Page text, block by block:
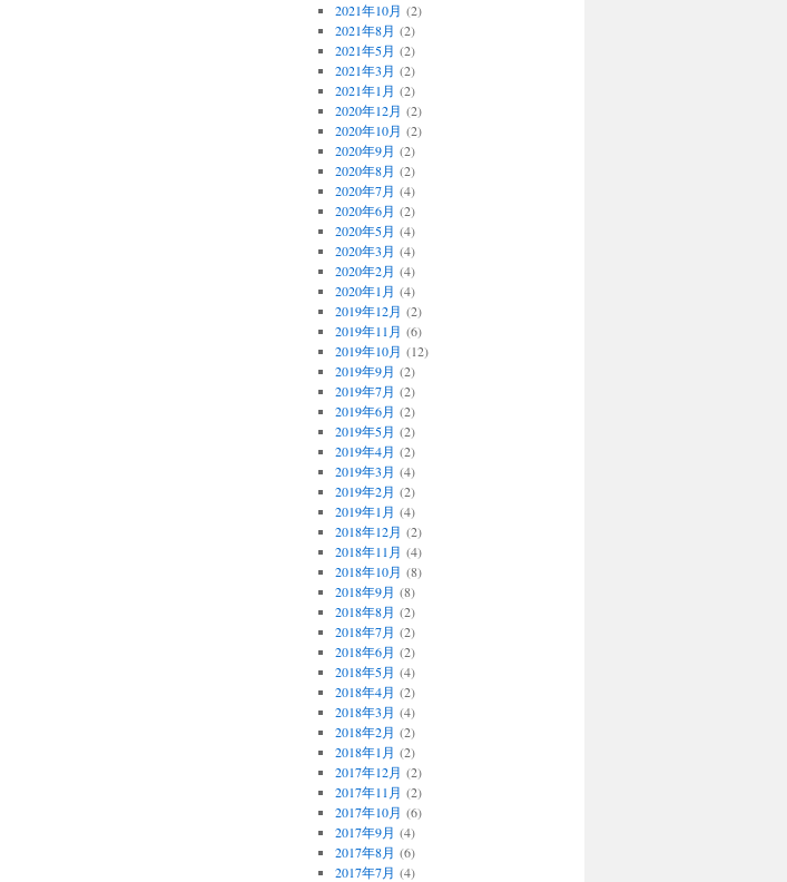
2021年10月 (2)
2021年8月 (2)
2021年5月 (2)
2021年3月 (2)
2021年1月 (2)
2020年12月 (2)
2020年10月 (2)
2020年9月 (2)
2020年8月 (2)
2020年7月 (4)
2020年6月 (2)
2020年5月 (4)
2020年3月 (4)
2020年2月 (4)
2020年1月 (4)
2019年12月 (2)
2019年11月 (6)
2019年10月 (12)
2019年9月 (2)
2019年7月 (2)
2019年6月 (2)
2019年5月 (2)
2019年4月 (2)
2019年3月 (4)
2019年2月 (2)
2019年1月 (4)
2018年12月 (2)
2018年11月 (4)
2018年10月 (8)
2018年9月 (8)
2018年8月 (2)
2018年7月 (2)
2018年6月 (2)
2018年5月 (4)
2018年4月 (2)
2018年3月 (4)
2018年2月 (2)
2018年1月 (2)
2017年12月 (2)
2017年11月 (2)
2017年10月 (6)
2017年9月 (4)
2017年8月 (6)
2017年7月 (4)